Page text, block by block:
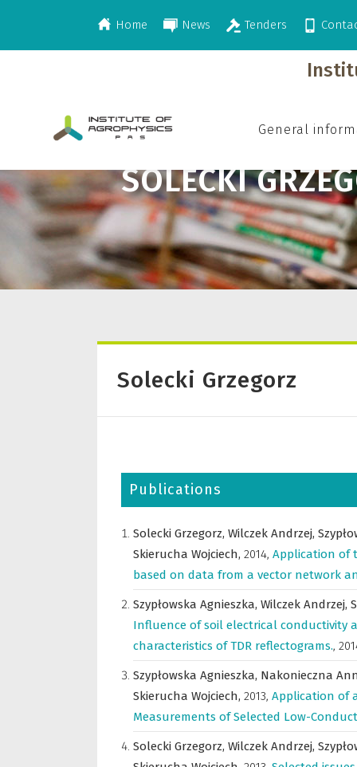
Home News Tenders
General
SOLECKI
>Solecki Grzegorz
Solecki Grzegorz
Publications
Solecki Grzegorz, Wilczek Andrzej,
Skierucha Wojciech, 2014, Application of
based on data from a vector network
Szypłowska Agnieszka, Wilczek Andrzej,
Influence of soil electrical conductivity
characteristics of TDR reflectograms.,
Szypłowska Agnieszka, Nakonieczna
Skierucha Wojciech, 2013, Application of
Measurements of Selected Low-
Solecki Grzegorz, Wilczek Andrzej,